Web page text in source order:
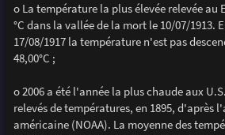
o La température la plus élevée relevée au
°C dans la vallée de la mort le 10/07/1913.
17/08/1917 la température n'est pas
48,00°C ;
o 2006 a été l'année la plus chaude aux
relevés de températures, en 1895, d'après
américaine (NOAA). La moyenne des